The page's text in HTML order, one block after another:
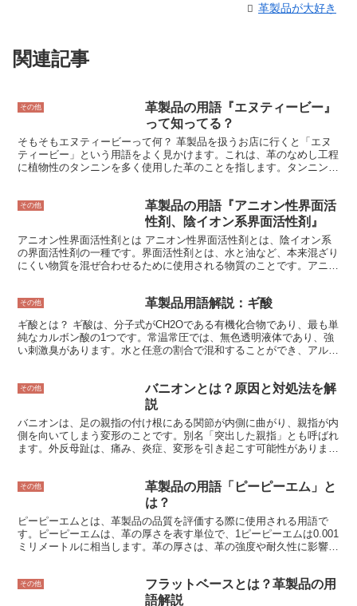
革製品が大好き
関連記事
その他
革製品の用語『エヌティービー』
って知ってる？
そもそもエヌティービーって何？ 革製品を扱うお店に行くと「エヌ
ティービー」という用語をよく見かけます。これは、革のなめし工程
に植物性のタンニンを多く使用した革のことを指します。タンニンと
ブラチョなどの樹皮から抽出されます。
その他
革製品の用語『アニオン性界面活
性剤、陰イオン系界面活性剤』
アニオン性界面活性剤とは アニオン性界面活性剤とは、陰イオン系
の界面活性剤の一種です。界面活性剤とは、水と油など、本来混ざり
にくい物質を混ぜ合わせるために使用される物質のことです。アニオ
洗浄などの効果を発揮します。 アニオン性界面活性剤は、合成洗剤
ます。また、工業分野では、金属洗浄やメッキなどの用途にも使用さ
れています。 アニオン性界面活性剤は、その強い洗浄力と低コスト
から、広く使用されています。しかし、その一方で、環境への影響が
解されにくい性質を持っています。そのため、河川や湖沼に流出する
と、水質汚染を引き起こす可能性があります。 近年では、環境に配
慮したアニオン性界面活性剤の開発が進んでいます。生分解性の高い
アニオン性界面活性剤や、天然由来のアニオン性界面活性剤などが開
発されています。これらのアニオン性界面活性剤は、環境への影響を
低減しながら、洗浄力や乳化などの効果を発揮することが期待されて
います。
その他 革製品用語解説：ギ酸
ギ酸とは？ ギ酸は、分子式がCH2Oである有機化合物であり、最も単
純なカルボン酸の1つです。常温常圧では、無色透明液体であり、強
い刺激臭があります。水と任意の割合で混和することができ、アルコ
います。
その他
バニオンとは？原因と対処法を解
説
バニオンは、足の親指の付け根にある関節が内側に曲がり、親指が内
側を向いてしまう変形のことです。別名「突出した親指」とも呼ばれ
ます。外反母趾は、痛み、炎症、変形を引き起こす可能性がありま
の原因は様々ですが、最も一般的なのは、足の構造と遺伝的要因の組
み合わせです。外反母趾は、ハイヒールや他の先端の狭い靴を履くこ
とでも引き起こされる可能性があります。この症状は、関節炎、怪
我、または他の医学的な問題によっても引き起こされる可能性があり
ます。
その他
革製品の用語「ピーピーエム」と
は？
ピーピーエムとは、革製品の品質を評価する際に使用される用語で
す。ピーピーエムは、革の厚さを表す単位で、1ピーピーエムは0.001
ミリメートルに相当します。革の厚さは、革の強度や耐久性に影響す
要です。革の厚さが均一でない場合、革製品の強度や耐久性に影響を
与える可能性があります。革の厚さの均一性は、革の製造工程で厳密
その他
フラットベースとは？革製品の用
語解説